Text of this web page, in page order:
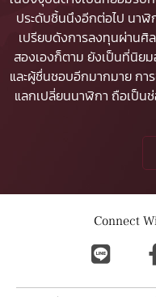
ประดับชิ้นนึงอีกต่อไป นา
เปรียบดังการลงทุนผ่านศิ
สองเองก็ตาม ยังเป็นที่นิย
และผู้ชื่นชอบอีกมากมายกา
แลกเปลี่ยนนาฬิกา ถือเป็น
Connect